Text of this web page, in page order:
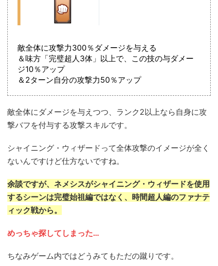
敵全体に攻撃力300％ダメージを与える
＆味方「完璧超人3体」以上で、この技の与ダメー
ジ10％アップ
＆2ターン自分の攻撃力50％アップ
敵全体にダメージを与えつつ、ランク2以上なら自身に攻
撃バフを付与する攻撃スキルです。
シャイニング・ウィザードって全体攻撃のイメージが全く
ないんですけど仕方ないですね。
余談ですが、ネメシスがシャイニング・ウィザードを使用
するシーンは完璧始祖編ではなく、時間超人編のファナテ
ィック戦から。
めっちゃ探してしまった…
ちなみゲーム内ではどうみてもただの蹴りです。